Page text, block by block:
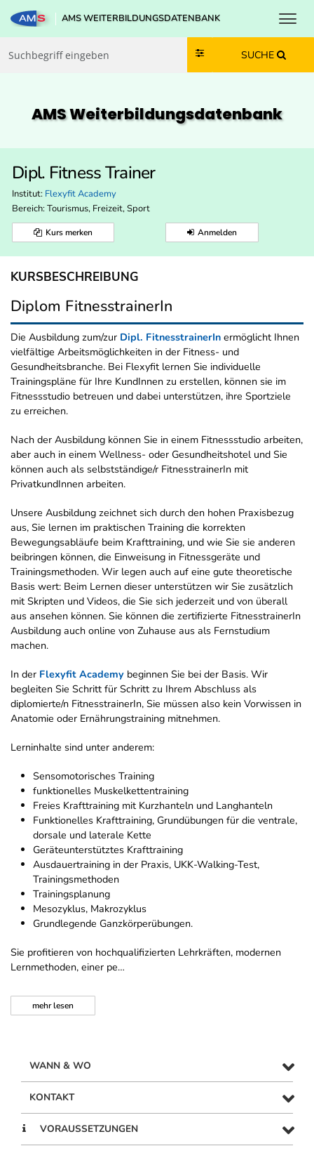
Zum Inhalt springen
Zum Navmenü springen
Zur Suche springen
Zur Footer springen
AMS WEITERBILDUNGSDATENBANK
SUCHE
AMS Weiterbildungs­datenbank
Dipl. Fitness Trainer
Institut: Flexyfit Academy
Bereich: Tourismus, Freizeit, Sport
Kurs merken Anmelden
KURSBESCHREIBUNG
Diplom FitnesstrainerIn
Die Ausbildung zum/zur Dipl. FitnesstrainerIn ermöglicht Ihnen
vielfältige Arbeitsmöglichkeiten in der Fitness- und
Gesundheitsbranche. Bei Flexyfit lernen Sie individuelle
Trainingspläne für Ihre KundInnen zu erstellen, können sie im
Fitnessstudio betreuen und dabei unterstützen, ihre Sportziele
zu erreichen.
Nach der Ausbildung können Sie in einem Fitnessstudio arbeiten,
aber auch in einem Wellness- oder Gesundheitshotel und Sie
können auch als selbstständige/r FitnesstrainerIn mit
PrivatkundInnen arbeiten.
Unsere Ausbildung zeichnet sich durch den hohen Praxisbezug
aus, Sie lernen im praktischen Training die korrekten
Bewegungsabläufe beim Krafttraining, und wie Sie sie anderen
beibringen können, die Einweisung in Fitnessgeräte und
Trainingsmethoden. Wir legen auch auf eine gute theoretische
Basis wert: Beim Lernen dieser unterstützen wir Sie zusätzlich
mit Skripten und Videos, die Sie sich jederzeit und von überall
aus ansehen können. Sie können die zertifizierte FitnesstrainerIn
Ausbildung auch online von Zuhause aus als Fernstudium
machen.
In der Flexyfit Academy beginnen Sie bei der Basis. Wir
begleiten Sie Schritt für Schritt zu Ihrem Abschluss als
diplomierte/n FitnesstrainerIn, Sie müssen also kein Vorwissen in
Anatomie oder Ernährungstraining mitnehmen.
Lerninhalte sind unter anderem:
Sensomotorisches Training
funktionelles Muskelkettentraining
Freies Krafttraining mit Kurzhanteln und Langhanteln
Funktionelles Krafttraining, Grundübungen für die ventrale,
dorsale und laterale Kette
Geräteunterstütztes Krafttraining
Ausdauertraining in der Praxis, UKK-Walking-Test,
Trainingsmethoden
Trainingsplanung
Mesozyklus, Makrozyklus
Grundlegende Ganzkörperübungen.
Sie profitieren von hochqualifizierten Lehrkräften, modernen
Lernmethoden, einer pe…
mehrlesen
WANN & WO
KONTAKT
VORAUSSETZUNGEN